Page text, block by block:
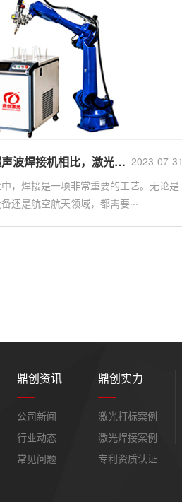
2023-07-31
激光焊接机和超声波焊接机相比，激光焊接具备什么优势?
，焊接是一项非常重要的工艺。无论是
还是航空航天领域，都需要···
鼎创资讯
公司新闻
行业动态
常见问题
鼎创实力
激光打标案例
激光焊接案例
专利资质认证